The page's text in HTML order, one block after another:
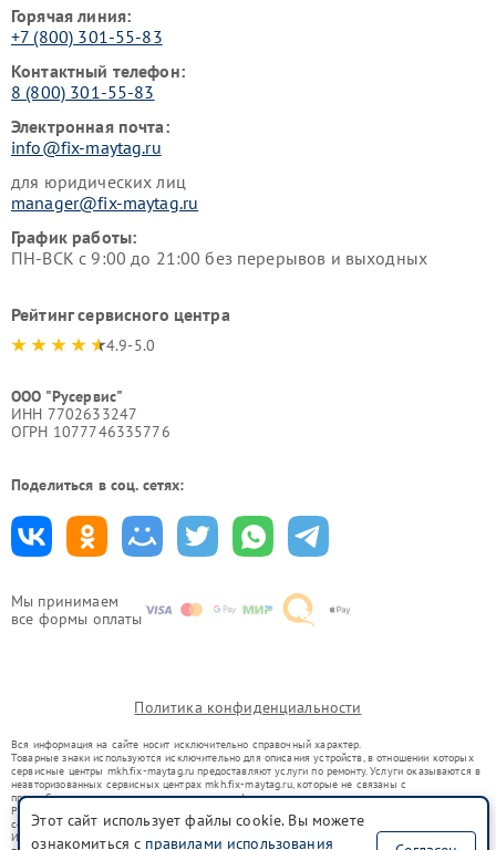
Мы принимаем
все формы оплаты
Горячая линия:
+7 (800) 301-55-83
Контактный телефон:
8 (800) 301-55-83
Электронная почта:
info@fix-maytag.ru
для юридических лиц
manager@fix-maytag.ru
График работы:
ПН-ВСК с 9:00 до 21:00 без перерывов и выходных
Рейтинг сервисного центра
4.9-5.0
ООО "Русервис"
ИНН 7702633247
ОГРН 1077746335776
Поделиться в соц. сетях:
Политика конфиденциальности
Вся информация на сайте носит исключительно справочный характер.
Товарные знаки используются исключительно для описания устройств, в отношении которых
сервисные центры mkh.fix-maytag.ru предоставляют услуги по ремонту. Услуги оказываются в
неавторизованных сервисных центрах mkh.fix-maytag.ru, которые не связаны с
правообладателями товарных знаков или их официальными представителями.
Ремонт осуществляется для устройств, уже введенных в гражданский оборот в соответствии
со статьей 1487 ГК РФ.
Использование товарных знаков не преследует цели индивидуализации услуг или введения
Этот сайт использует файлы cookie. Вы можете
ознакомиться с правилами использования